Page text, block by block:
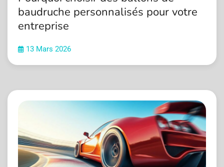
baudruche personnalisés pour votre
entreprise
13 Mars 2026